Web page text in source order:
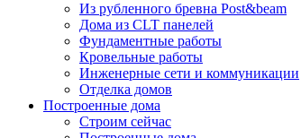
Из рубленного бревна Post&beam
Дома из CLT панелей
Фундаментные работы
Кровельные работы
Инженерные сети и коммуникации
Отделка домов
Построенные дома
Строим сейчас